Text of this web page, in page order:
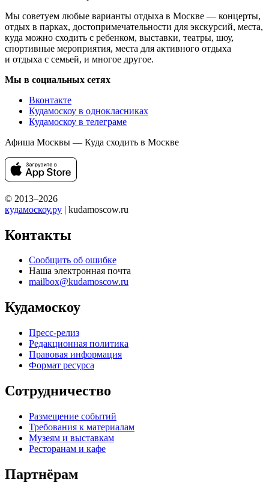
Мы советуем любые варианты отдыха в Москве — концерты,
отдых в парках, достопримечательности для экскурсий, места,
куда можно сходить с ребенком, выставки, театры, шоу,
спортивные мероприятия, места для активного отдыха
и отдыха с семьей, и многое другое.
Мы в социальных сетях
Вконтакте
Кудамоскоу в однокласниках
Кудамоскоу в телеграме
Афиша Москвы — Куда сходить в Москве
© 2013–2026
кудамоскоу.ру | kudamoscow.ru
Контакты
Сообщить об ошибке
Наша электронная почта
mailbox@kudamoscow.ru
Кудамоскоу
Пресс-релиз
Редакционная политика
Правовая информация
Формат ресурса
Сотрудничество
Размещение событий
Требования к материалам
Музеям и выставкам
Ресторанам и кафе
Партнёрам